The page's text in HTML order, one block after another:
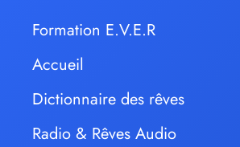
Formation E.V.E.R
Accueil
Dictionnaire des rêves
Radio & Rêves Audio